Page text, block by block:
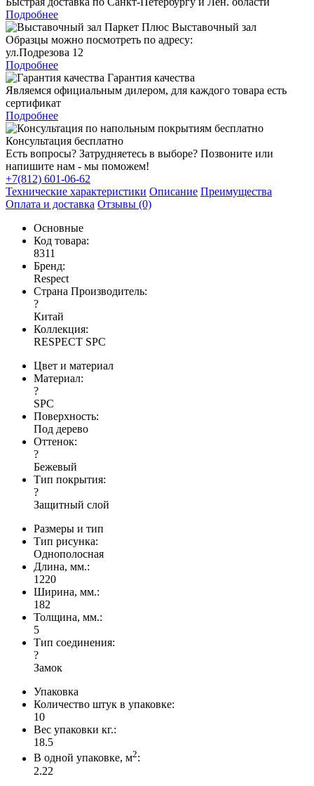
Подробнее
Выставочный зал
Образцы можно посмотреть по адресу:
ул.Подрезова 12
Подробнее
Гарантия качества
Являемся официальным дилером, для каждого товара есть
сертификат
Подробнее
Консультация бесплатно
Есть вопросы? Затрудняетесь в выборе? Позвоните или
напишите нам - мы поможем!
+7(812) 601-06-62
Технические характеристики Описание Преимущества
Оплата и доставка Отзывы (0)
Основные
Код товара:
8311
Бренд:
Respect
Страна Производитель:
?
Китай
Коллекция:
RESPECT SPC
Цвет и материал
Материал:
?
SPC
Поверхность:
Под дерево
Оттенок:
?
Бежевый
Тип покрытия:
?
Защитный слой
Размеры и тип
Тип рисунка:
Однополосная
Длина, мм.:
1220
Ширина, мм.:
182
Толщина, мм.:
5
Тип соединения:
?
Замок
Упаковка
Количество штук в упаковке:
10
Вес упаковки кг.:
18.5
В одной упаковке, м2:
2.22